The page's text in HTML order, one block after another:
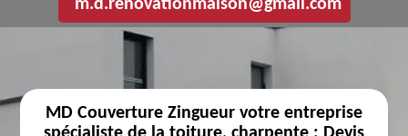
m.d.renovationmaison@gmail.com
MD Couverture Zingueur votre entreprise